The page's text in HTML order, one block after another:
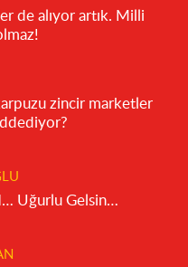
de alıyor artık. Milli
zincir marketler
HAYIRLI OLSUN… Uğurlu Gelsin…